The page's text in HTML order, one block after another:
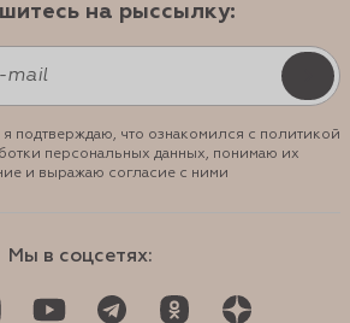
на рыссылку:
подтверждаю, что ознакомился с политикой
персональных данных, понимаю их
и выражаю согласие с ними
Мы в соцсетях: